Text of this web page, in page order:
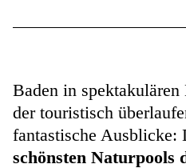
Baden in spektakulären
der touristisch
fantastische Ausblicke:
schönsten Naturpools